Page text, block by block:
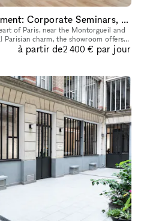
Haussmannian Event Apartment: Corporate Seminars, Conferences, Showrooms...
of Paris, near the Montorgueil and
charm, the showroom offers
rent it to highlig
à partir de2 400 € par jour